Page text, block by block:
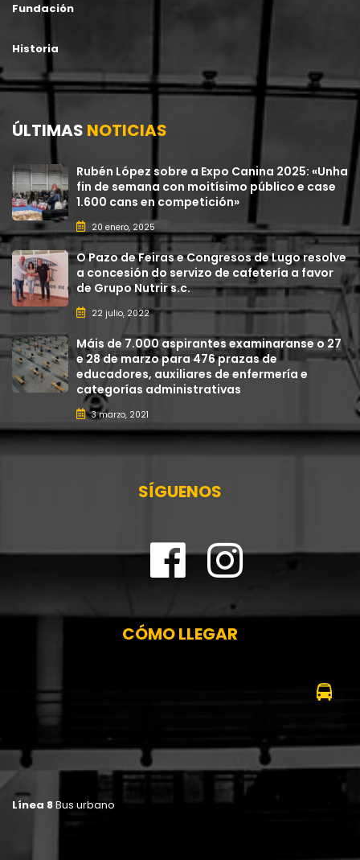
Fundación
Historia
ÚLTIMAS NOTICIAS
Rubén López sobre a Expo Canina 2025: «Unha
fin de semana con moitísimo público e case
1.600 cans en competición»
20 enero, 2025
O Pazo de Feiras e Congresos de Lugo resolve
a concesión do servizo de cafetería a favor
de Grupo Nutrir s.c.
22 julio, 2022
Máis de 7.000 aspirantes examinaranse o 27
e 28 de marzo para 476 prazas de
educadores, auxiliares de enfermería e
categorías administrativas
3 marzo, 2021
SÍGUENOS
CÓMO LLEGAR
Línea 8Bus urbano